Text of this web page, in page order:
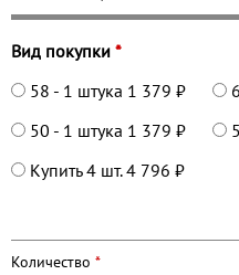
Вид покупки *
58 - 1 штука 1 379 ₽
50 - 1 штука 1 379 ₽
Купить 4 шт. 4 796 ₽
Количество *